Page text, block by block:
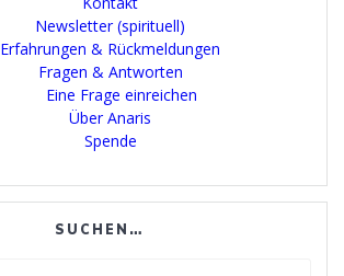
Newsletter (spirituell)
Erfahrungen & Rückmeldungen
Fragen & Antworten
Eine Frage einreichen
Über Anaris
Spende
SUCHEN…